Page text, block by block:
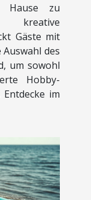
Hause zu
Gäste mit
des
um sowohl
Hobby-
im